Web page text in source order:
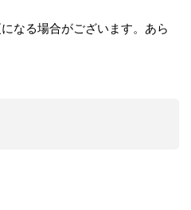
なる場合がございます。あら